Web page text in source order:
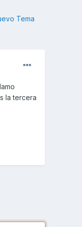
Tema
la tercera